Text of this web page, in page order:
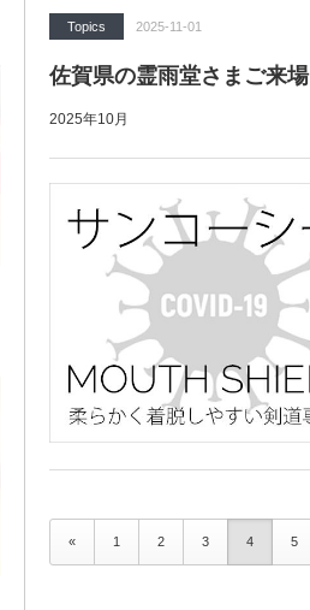
Topics 2025-11-01
佐賀県の霊雨堂さまご来場
2025年10月
« 1 2 3 4 5